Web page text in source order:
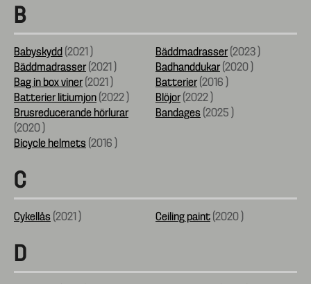
B
Babyskydd (2021 ) Bäddmadrasser (2023 )
Bäddmadrasser (2021 ) Badhanddukar (2020 )
Bag in box viner (2021 ) Batterier (2016 )
Batterier litiumjon (2022 ) Blöjor (2022 )
Brusreducerande hörlurar
(2020 )
Bandages (2025 )
Bicycle helmets (2016 )
C
Cykellås (2021 ) Ceiling paint (2020 )
D